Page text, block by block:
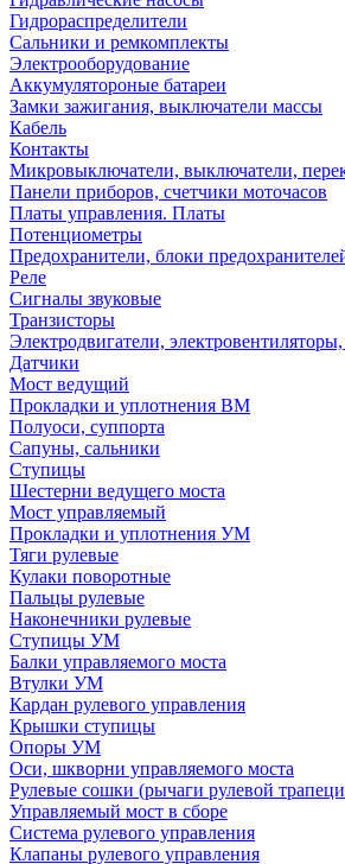
Гидрораспределители
Сальники и ремкомплекты
Электрооборудование
Аккумулятороные батареи
Замки зажигания, выключатели массы
Кабель
Контакты
Микровыключатели, выключатели,
Панели приборов, счетчики моточасов
Платы управления. Платы
Потенциометры
Предохранители, блоки
Реле
Сигналы звуковые
Транзисторы
Электродвигатели,
Датчики
Мост ведущий
Прокладки и уплотнения ВМ
Полуоси, суппорта
Сапуны, сальники
Ступицы
Шестерни ведущего моста
Мост управляемый
Прокладки и уплотнения УМ
Тяги рулевые
Кулаки поворотные
Пальцы рулевые
Наконечники рулевые
Ступицы УМ
Балки управляемого моста
Втулки УМ
Кардан рулевого управления
Крышки ступицы
Опоры УМ
Оси, шкворни управляемого моста
Рулевые сошки (рычаги рулевой
Управляемый мост в сборе
Система рулевого управления
Клапаны рулевого управления